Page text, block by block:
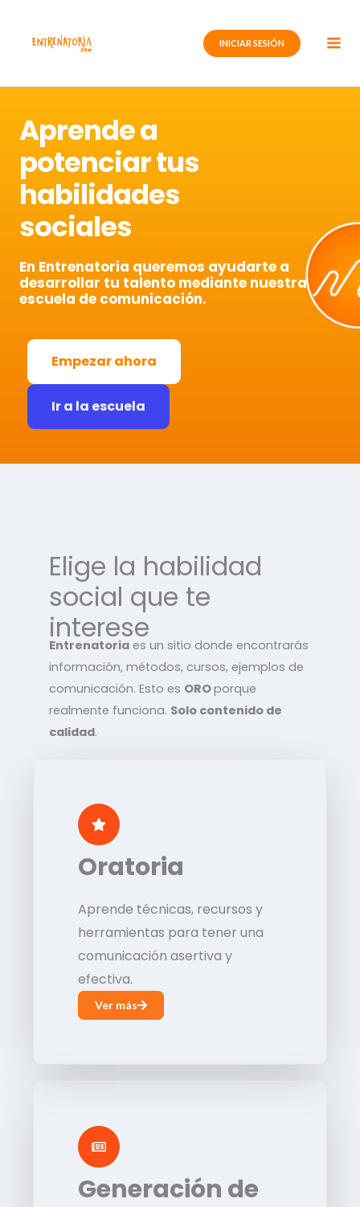
contenido
INICIAR SESIÓN
Aprende a
potenciar tus
habilidades
sociales
En Entrenatoria queremos ayudarte a
desarrollar tu talento mediante nuestra
escuela de comunicación.
Empezar ahora
Ir a la escuela
Elige la habilidad
social que te
interese
Entrenatoria es un sitio donde encontrarás
información, métodos, cursos, ejemplos de
comunicación. Esto es OROporque
realmente funciona. Solo contenido de
calidad.
Oratoria
Aprende técnicas, recursos y
herramientas para tener una
comunicación asertiva y
efectiva.
Ver más
Generación de